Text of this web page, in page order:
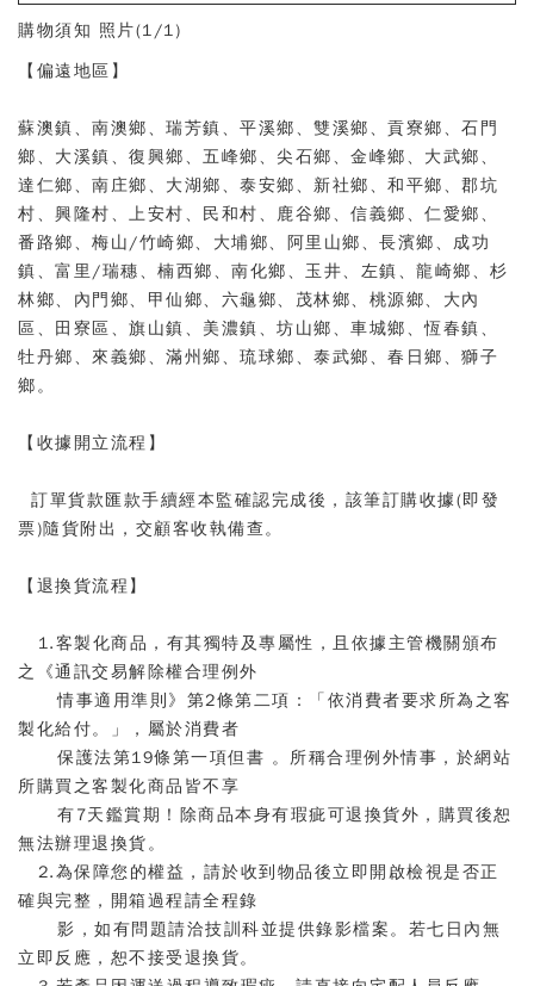
【偏遠地區】
蘇澳鎮、南澳鄉、瑞芳鎮、平溪鄉、雙溪鄉、貢寮鄉、石門
鄉、大溪鎮、復興鄉、五峰鄉、尖石鄉、金峰鄉、大武鄉、
達仁鄉、南庄鄉、大湖鄉、泰安鄉、新社鄉、和平鄉、郡坑
村、興隆村、上安村、民和村、鹿谷鄉、信義鄉、仁愛鄉、
番路鄉、梅山/竹崎鄉、大埔鄉、阿里山鄉、長濱鄉、成功
鎮、富里/瑞穗、楠西鄉、南化鄉、玉井、左鎮、龍崎鄉、杉
林鄉、內門鄉、甲仙鄉、六龜鄉、茂林鄉、桃源鄉、大內
區、田寮區、旗山鎮、美濃鎮、坊山鄉、車城鄉、恆春鎮、
牡丹鄉、來義鄉、滿州鄉、琉球鄉、泰武鄉、春日鄉、獅子
鄉。
【收據開立流程】
訂單貨款匯款手續經本監確認完成後，該筆訂購收據(即發
票)隨貨附出，交顧客收執備查。
【退換貨流程】
1.客製化商品，有其獨特及專屬性，且依據主管機關頒布
之《通訊交易解除權合理例外
情事適用準則》第2條第二項：「依消費者要求所為之客
製化給付。」，屬於消費者
保護法第19條第一項但書 。所稱合理例外情事，於網站
所購買之客製化商品皆不享
有7天鑑賞期！除商品本身有瑕疵可退換貨外，購買後恕
無法辦理退換貨。
2.為保障您的權益，請於收到物品後立即開啟檢視是否正
確與完整，開箱過程請全程錄
影，如有問題請洽技訓科並提供錄影檔案。若七日內無
立即反應，恕不接受退換貨。